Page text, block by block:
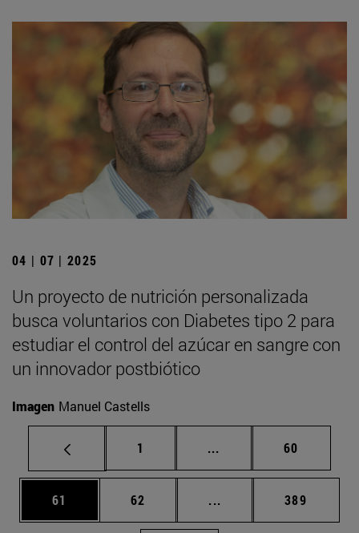
04 | 07 | 2025
Un proyecto de nutrición personalizada
busca voluntarios con Diabetes tipo 2 para
estudiar el control del azúcar en sangre con
un innovador postbiótico
Imagen Manuel Castells
Página
1 ... Páginas intermedias
Página
60
Página
61 Página
62 ... Páginas intermedias
Página
389